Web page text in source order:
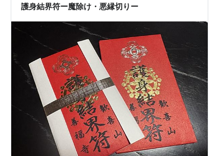
護身結界符ー魔除け・悪縁切りー